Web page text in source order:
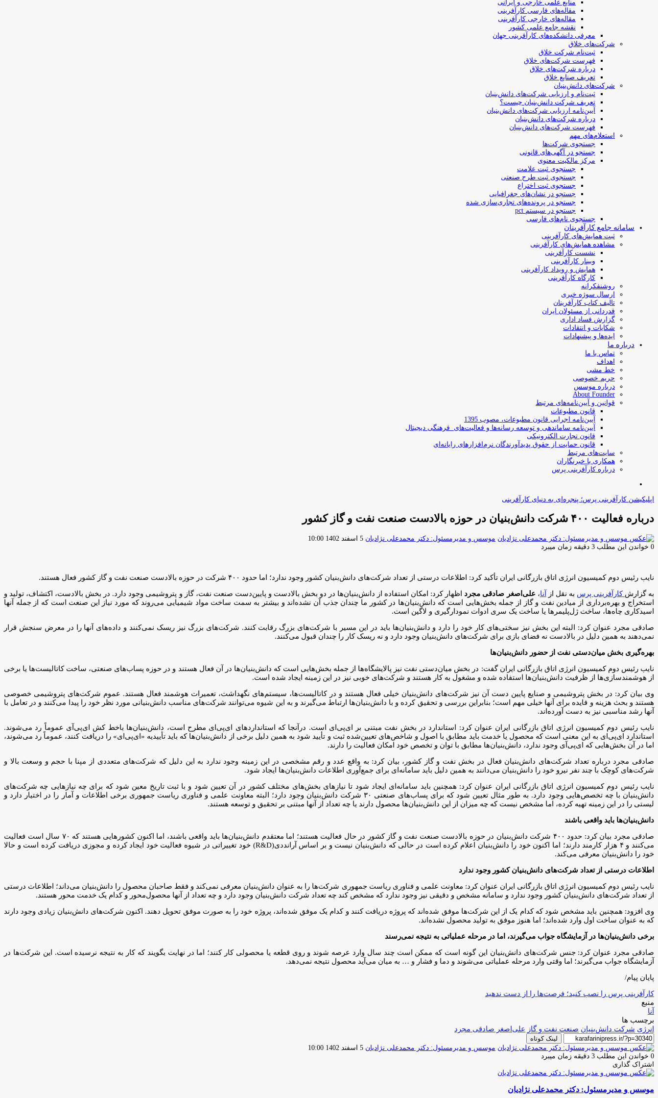
منابع علمی خارجی و ایرانی
مقاله‌های فارسی کارآفرینی
مقاله‌های خارجی کارآفرینی
نقشه جامع علمی کشور
معرفی دانشکده‌های کارآفرینی جهان
شرکت‌های خلاق
ثبت‌نام شرکت خلاق
فهرست شرکت‌های خلاق
درباره شرکت‌های خلاق
تعریف صنایع خلاق
شرکت‌های دانش‌بنیان
ثبت‌نام و ارزیابی شرکت‌های دانش‌بنیان
تعریف شرکت دانش‌بنیان چیست؟
آیین‌نامه ارزیابی شرکت‌های دانش‌بنیان
درباره شرکت‌های دانش‌بنیان
فهرست شرکت‌های دانش‌بنیان
استعلام‌های مهم
جستجوی شرکت‌ها
جستجو در آگهی‌های قانونی
مرکز مالکیت معنوی
جستجوی ثبت علامت
جستجوی ثبت طرح صنعتی
جستجوی ثبت اختراع
جستجو در نشان‌های جغرافیایی
جستجو در پرونده‌های تجاری‌سازی شده
جستجو در سیستم pct
جستجوی نام‌های فارسی
سامانه جامع کارآفرینان
ثبت همایش‌های کارآفرینی
مشاهده همایش‌های کارآفرینی
نشست کارآفرینی
وبینار کارآفرینی
همایش و رویداد کارآفرینی
کارگاه کارآفرینی
روشنفکرانه
ارسال سوژه‌ خبری
تالیف کتاب کارآفرینان
قدردانی از مسئولان ایران
گزارش فساد اداری
شکایات و انتقادات
ایده‌ها و پیشنهادات
درباره ما
تماس با ما
اهداف
خط مشی
حریم خصوصی
درباره موسس
About Founder
قوانین و آیین‌نامه‌های مرتبط
‌قانون مطبوعات
آیین‌نامه اجرایی قانون مطبوعات، مصوب 1395
آیین‌نامه سامان­دهی و توسعه رسانه­‌ها و فعالیت‌­های فرهنگی دیجیتال
قانون تجارت الکترونیکی
قانون حمایت از حقوق پدیدآورندگان نرم‌افزارهای رایانه‌ای
سایت‌های مرتبط
همکاری با خبرنگاران
درباره کارآفرینی پرس
اپلیکیشن کارآفرینی پرس؛ پنجره‌ای به دنیای کارآفرینی
درباره فعالیت ۴۰۰ شرکت دانش‌بنیان در حوزه بالادست صنعت نفت و گاز کشور
موسس و مدیرمسئول: دکتر محمدعلی نژادیان ارسال
5 اسفند 1402 10:00
0 خواندن این مطلب 3 دقیقه زمان میبرد
نایب رئیس دوم کمیسیون انرژی اتاق بازرگانی ایران تأکید کرد: اطلاعات درستی از تعداد شرکت‌های دانش‌بنیان کشور وجود ندارد؛ اما حدود ۴۰۰ شرکت در حوزه بالادست صنعت نفت و گاز کشور فعال هستند.
به گزارش کارآفرینی پرس به نقل از آنا، علی‌اصغر صادقی مجرد اظهار کرد: امکان استفاده از دانش‌بنیان‌ها در دو بخش بالادست و پایین‌دست صنعت نفت، گاز و پتروشیمی وجود دارد. در بخش بالادست، اکتشاف، تولید و
استخراج و بهره‌برداری از میادین نفت و گاز از جمله بخش‌هایی است که دانش‌بنیان‌ها در کشور ما چندان جذب آن نشده‌اند و بیشتر به سمت ساخت مواد شیمیایی می‌روند که مورد نیاز این صنعت است که از جمله آنها
اسیدکاری چاه‌ها، ساخت ژل‌پلیمر‌ها یا ساخت یک سری ادوات نمودارگیری و لاگین است.
صادقی مجرد عنوان کرد: البته این بخش نیز سختی‌های کار خود را دارد و دانش‌بنیان‌ها باید در این مسیر با شرکت‌های بزرگ رقابت کنند. شرکت‌های بزرگ نیز ریسک نمی‌کنند و داده‌های آنها را در معرض سنجش قرار
نمی‌دهند به همین دلیل در بالادست نه فضای بازی برای شرکت‌های دانش‌بنیان وجود دارد و نه ریسک کار را چندان قبول می‌کنند.
بهره‌گیری بخش میان‌دستی نفت از حضور دانش‌بنیان‌ها
نایب رئیس دوم کمیسیون انرژی اتاق بازرگانی ایران گفت: در بخش میان‌دستی نفت نیز پالایشگاه‌ها از جمله بخش‌هایی است که دانش‌بنیان‌ها در آن فعال هستند و در حوزه پساب‌های صنعتی، ساخت کاتالیست‌ها یا برخی
از هوشمندسازی‌ها از ظرفیت دانش‌بنیان‌ها استفاده شده و مشغول به کار هستند و شرکت‌های خوبی نیز در این زمینه ایجاد شده است.
وی بیان کرد: در بخش پتروشیمی و صنایع پایین دست آن نیز شرکت‌های دانش‌بنیان خیلی فعال هستند و در کاتالیست‌ها، سیستم‌های نگهداشت، تعمیرات هوشمند فعال هستند. عموم شرکت‌های پتروشیمی خصوصی
هستند و بحث هزینه و فایده برای آنها خیلی مهم است؛ بنابراین بررسی و تحقیق کرده و با دانش‌بنیان‌ها ارتباط می‌گیرند و به این شیوه می‌توانند شرکت‌های مناسب دانش‌بنیانی مورد نظر خود را پیدا می‌کنند و در تعامل با
آنها رشد مناسبی نیز به دست آورده‌اند.
نایب رئیس دوم کمیسیون انرژی اتاق بازرگانی ایران عنوان کرد: استاندارد در بخش نفت مبتنی بر‌ ای‌پی‌ای است. درآنجا که استاندارد‌های‌ ای‌پی‌ای مطرح است، دانش‌بنیان‌ها باخط کش‌ ای‌پی‌آی عموماً رد می‌شوند.
استاندارد‌ ای‌پی‌ای به این معنی است که محصول یا خدمت باید مطابق با اصول و شاخص‌های تعیین‌شده ثبت و تأیید شود به همین دلیل برخی از دانش‌بنیان‌ها که باید تأییدیه‌ «ای‌پی‌ای» را دریافت کنند، عموماً رد می‌شوند،
اما در آن بخش‌هایی که‌ ای‌پی‌آی وجود ندارد، دانش‌بنیان‌ها مطابق با توان و تخصص خود امکان فعالیت را دارند.
صادقی مجرد درباره تعداد شرکت‌های دانش‌بنیان فعال در بخش نفت و گاز کشور، بیان کرد: به واقع عدد و رقم مشخصی در این زمینه وجود ندارد به این دلیل که شرکت‌های متعددی از مپنا با حجم و وسعت بالا و
شرکت‌های کوچک با چند نفر نیرو خود را دانش‌بنیان می‌دانند به همین دلیل باید سامانه‌ای برای جمع‌آوری اطلاعات دانش‌بنیان‌ها ایجاد شود.
نایب رئیس دوم کمیسیون انرژی اتاق بازرگانی ایران عنوان کرد: همچنین باید سامانه‌ای ایجاد شود تا نیاز‌های بخش‌های مختلف کشور در آن تعیین شود و با ثبت تاریخ معین شود که برای چه نیاز‌هایی چه شرکت‌های
دانش‌بنیان با چه تخصص‌هایی وجود دارد. به طور مثال تعیین شود که برای پسا‌ب‌های صنعتی ۳۰ شرکت دانش‌بنیان وجود دارد؛ البته معاونت علمی و فناوری ریاست جمهوری برخی اطلاعات و آمار را در اختیار دارد و
لیستی را در این زمینه تهیه کرده، اما مشخص نیست که چه میزان از این دانش‌بنیان‌ها محصول دارند یا چه تعداد از آنها مبتنی بر تحقیق و توسعه هستند.
دانش‌بنیان‌ها باید واقعی باشند
صادقی مجرد بیان کرد: حدود ۴۰۰ شرکت دانش‌بنیان در حوزه بالادست صنعت نفت و گاز کشور در حال فعالیت هستند؛ اما معتقدم دانش‌بنیان‌ها باید واقعی باشند، اما اکنون کشور‌هایی هستند که ۷۰ سال است فعالیت
می‌کنند و ۴ هزار کارمند دارند؛ اما اکنون خود را دانش‌بنیان اعلام کرده است در حالی که دانش‌بنیان نیست و بر اساس آر‌انددی(R&D) خود تغییراتی در شیوه فعالیت خود ایجاد کرده و مجوزی دریافت کرده است و حالا
خود را دانش‌بنیان معرفی می‌کند.
اطلاعات درستی از تعداد شرکت‌های دانش‌بنیان کشور وجود ندارد
نایب رئیس دوم کمیسیون انرژی اتاق بازرگانی ایران عنوان کرد: معاونت علمی و فناوری ریاست جمهوری شرکت‌ها را به عنوان دانش‌بنیان معرفی نمی‌کند و فقط صاحبان محصول را دانش‌بنیان می‌داند؛ اطلاعات درستی
از تعداد شرکت‌های دانش‌بنیان کشور وجود ندارد و سامانه مشخص و دقیقی نیز وجود ندارد که مشخص کند چه تعداد شرکت دانش‌بنیان وجود دارد و چه تعداد از آنها محصول‌محور و کدام یک خدمت محور هستند.
وی افزود: همچنین باید مشخص شود که کدام یک از این شرکت‌ها موفق شده‌اند که پروژه دریافت کنند و کدام یک موفق شده‌اند، پروژه خود را به صورت موفق تحویل دهند. اکنون شرکت‌های دانش‌بنیان زیادی وجود دارند
که به عنوان ساخت اول وارد شده‌اند؛ اما هنوز موفق به تولید محصول نشده‌اند.
برخی دانش‌بنیان‌ها در آزمایشگاه جواب می‌گیرند، اما در مرحله عملیاتی به نتیجه نمی‌رسند
صادقی مجرد عنوان کرد: جنس شرکت‌های دانش‌بنیان این گونه است که ممکن است چند سال وارد عرصه شوند و روی قطعه یا محصولی کار کنند؛ اما در نهایت بگویند که کار به نتیجه نرسیده است. این شرکت‌ها در
آزمایشگاه جواب می‌گیرند؛ اما وقتی وارد مرحله عملیاتی می‌شوند و دما و فشار و … به میان می‌آید محصول نتیجه نمی‌دهد.
پایان پیام/
کارآفرینی پرس را نصب کنید؛ فرصت‌ها را از دست ندهید
منبع
آنا
برچسب ها
انرژی شرکت دانش‌بنیان صنعت نفت و گاز علی‌اصغر صادقی مجرد
لینک کوتاه
موسس و مدیرمسئول: دکتر محمدعلی نژادیان ارسال
5 اسفند 1402 10:00
0 خواندن این مطلب 3 دقیقه زمان میبرد
اشتراک گذاری
فیس
توئیتر
لینکدین
واتس
تلگرام
اشتراک
از
چاپ
موسس و مدیرمسئول: دکتر محمدعلی نژادیان